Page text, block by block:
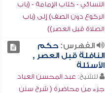
النسائي - كتاب الإمامة - (باب
الركوع دون الصف) إلى (باب
الصلاة قبل العصر))
الفهرس:حكم
النافلة قبل العصر ,
الأسئلة
للشيخ: عبد المحسن العباد
جزء من محاضرة ( شرح سنن